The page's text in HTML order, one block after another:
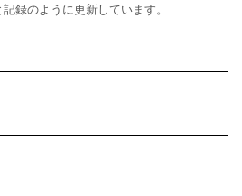
録のように更新しています。